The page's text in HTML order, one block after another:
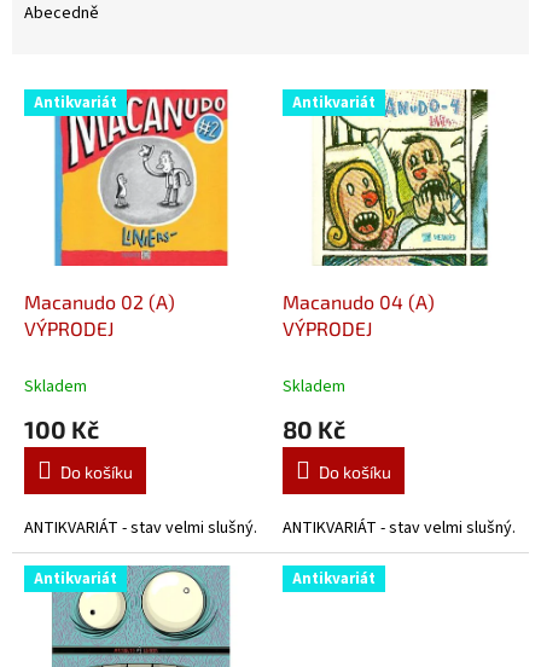
p
Abecedně
V Antikvariát
Macanudo 02 (A)
VÝPRODEJ
Skladem
100 Kč
Do košíku
ANTIKVARIÁT - stav velmi slušný.
Antikvariát
Macanudo 04 (A)
VÝPRODEJ
Skladem
80 Kč
Do košíku
ANTIKVARIÁT - stav velmi slušný.
Antikvariát Antikvariát